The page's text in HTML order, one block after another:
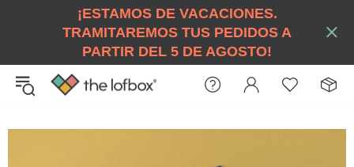
¡ESTAMOS DE VACACIONES.
TRAMITAREMOS TUS PEDIDOS A
PARTIR DEL 5 DE AGOSTO!